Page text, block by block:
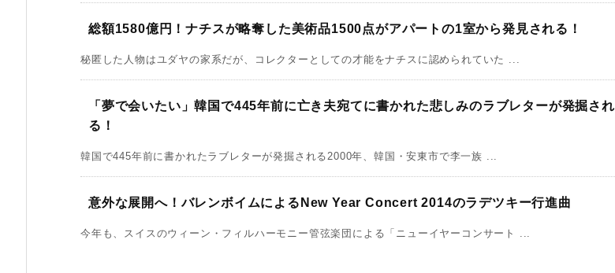
総額1580億円！ナチスが略奪した美術品1500点がアパートの1室から発見される！
秘匿した人物はユダヤの家系だが、コレクターとしての才能をナチスに認められていた ...
「夢で会いたい」韓国で445年前に亡き夫宛てに書かれた悲しみのラブレターが発掘され
る！
韓国で445年前に書かれたラブレターが発掘される2000年、韓国・安東市で李一族 ...
意外な展開へ！バレンボイムによるNew Year Concert 2014のラデツキー行進曲
今年も、スイスのウィーン・フィルハーモニー管弦楽団による「ニューイヤーコンサート ...